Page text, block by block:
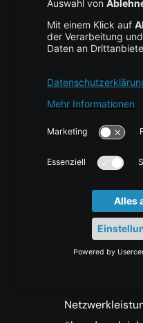
Verwaltung
vereinfachen
Verwaltung
verbringen.
centron über
Tutorials,
lernen
verwenden,
allgemeinen
verbessern